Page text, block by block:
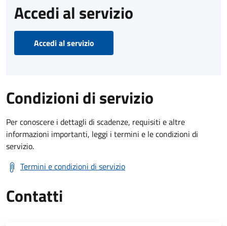
Accedi al servizio
Accedi al servizio
Condizioni di servizio
Per conoscere i dettagli di scadenze, requisiti e altre
informazioni importanti, leggi i termini e le condizioni di
servizio.
Termini e condizioni di servizio
Contatti